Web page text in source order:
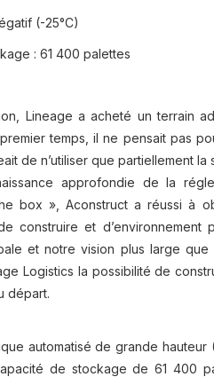
(-25°C)
: 61 400 palettes
Lineage a acheté un terrain
temps, il ne pensait pas
de n’utiliser que partiellement la
approfondie de la
box », Aconstruct a réussi à
construire et d’environnement
et notre vision plus large que
Logistics la possibilité de
départ.
automatisé de grande hauteur
de stockage de 61 400